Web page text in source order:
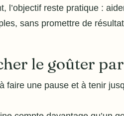
l’objectif reste pratique :
sans promettre de
le goûter
faire une pause et à tenir